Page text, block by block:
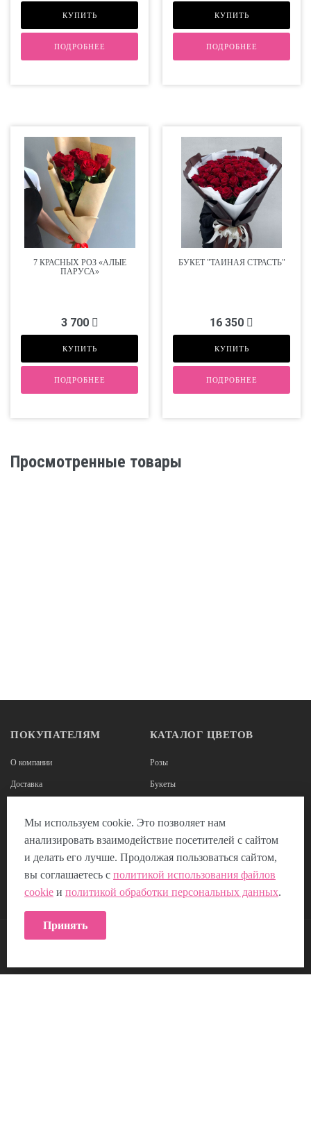
КУПИТЬ
ПОДРОБНЕЕ
КУПИТЬ
ПОДРОБНЕЕ
7 КРАСНЫХ РОЗ «АЛЫЕ
ПАРУСА»
3 700
КУПИТЬ
ПОДРОБНЕЕ
БУКЕТ "ТАЙНАЯ СТРАСТЬ"
16 350
КУПИТЬ
ПОДРОБНЕЕ
Просмотренные товары
ПОКУПАТЕЛЯМ
О компании
Доставка
Наши реквизиты
Политика использования Cookie
КАТАЛОГ ЦВЕТОВ
Розы
Букеты
Цветы в коробках
Мы используем cookie. Это позволяет нам
анализировать взаимодействие посетителей с сайтом
и делать его лучше. Продолжая пользоваться сайтом,
вы соглашаетесь с политикой использования файлов
cookie и политикой обработки персональных данных.
Принять